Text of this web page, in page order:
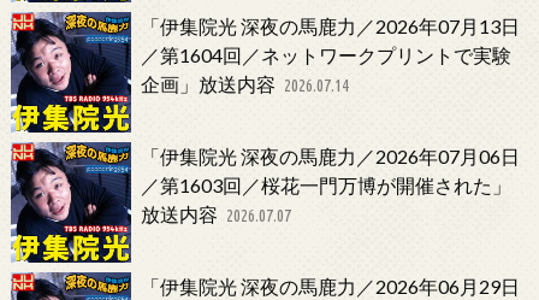
「伊集院光 深夜の馬鹿力／2026年07月13日
／第1604回／ネットワークプリントで実験
企画」放送内容 2026.07.14
「伊集院光 深夜の馬鹿力／2026年07月06日
／第1603回／桜花一門万博が開催された」
放送内容 2026.07.07
「伊集院光 深夜の馬鹿力／2026年06月29日